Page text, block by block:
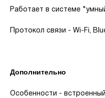
Работает в системе
Протокол связи - Wi-Fi,
Дополнительно
Особенности -